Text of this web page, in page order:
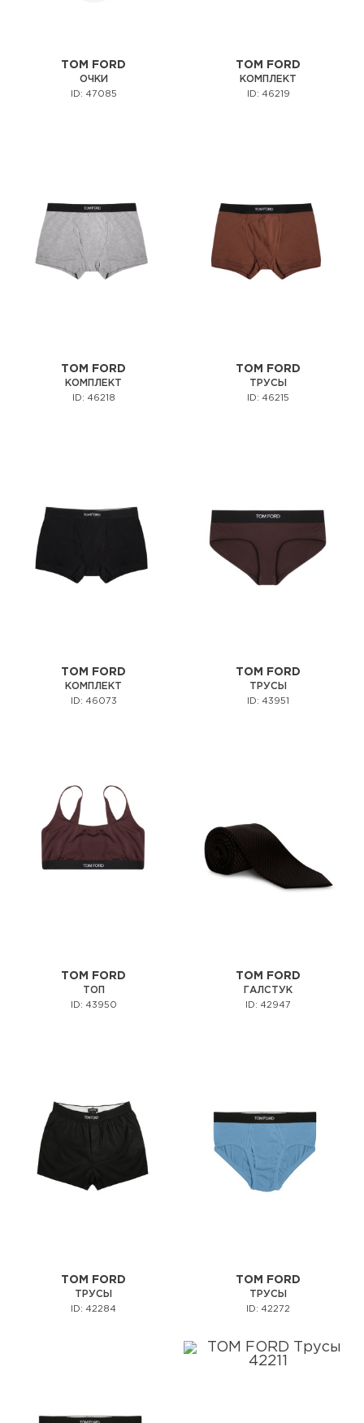
TOM FORD
ОЧКИ
ID: 47085
TOM FORD
КОМПЛЕКТ
ID: 46219
TOM FORD
КОМПЛЕКТ
ID: 46218
TOM FORD
ТРУСЫ
ID: 46215
TOM FORD
КОМПЛЕКТ
ID: 46073
TOM FORD
ТРУСЫ
ID: 43951
TOM FORD
ТОП
ID: 43950
TOM FORD
ГАЛСТУК
ID: 42947
TOM FORD
ТРУСЫ
ID: 42284
TOM FORD
ТРУСЫ
ID: 42272